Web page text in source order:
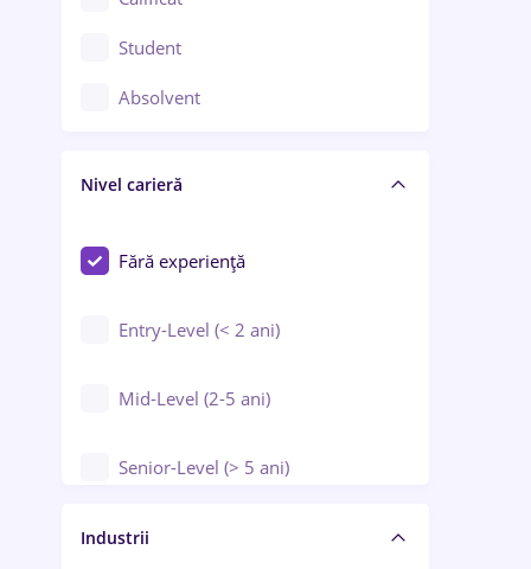
Construcții / Instalații
Controlul calității
Educație / Training / Arte
Student
Absolvent
Nivel carieră
Fără experiență
Entry-Level (< 2 ani)
Mid-Level (2-5 ani)
Senior-Level (> 5 ani)
Manager / Executiv
Industrii